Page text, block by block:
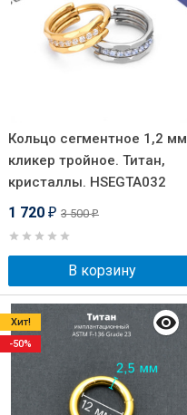
Кольцо сегментное 1,2 мм
кликер тройное. Титан,
кристаллы. HSEGTA032
1 720 ₽ 3 500₽
В корзину
Хит!
-50%